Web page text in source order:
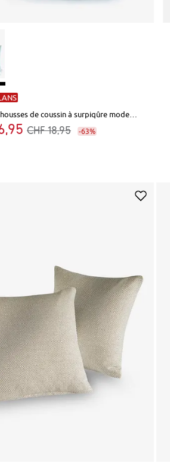
Lot de 2 housses de coussin à surpiqûre moderne
CHF 18,95 -63%